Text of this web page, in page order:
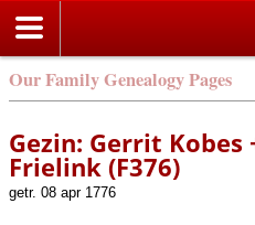
Our Family Genealogy Pages
Gezin: Gerrit Kobes
Frielink (F376)
getr. 08 apr 1776